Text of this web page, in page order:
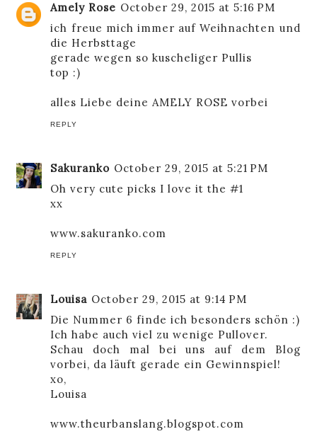
Amely Rose October 29, 2015 at 5:16 PM
ich freue mich immer auf Weihnachten und
die Herbsttage
gerade wegen so kuscheliger Pullis
top :)
alles Liebe deineAMELY ROSE vorbei
REPLY
Sakuranko October 29, 2015 at 5:21 PM
Oh very cute picks I love it the #1
xx
www.sakuranko.com
REPLY
Louisa October 29, 2015 at 9:14 PM
Die Nummer 6 finde ich besonders schön :)
Ich habe auch viel zu wenige Pullover.
Schau doch mal bei uns auf dem Blog
vorbei, da läuft gerade ein Gewinnspiel!
xo,
Louisa
www.theurbanslang.blogspot.com